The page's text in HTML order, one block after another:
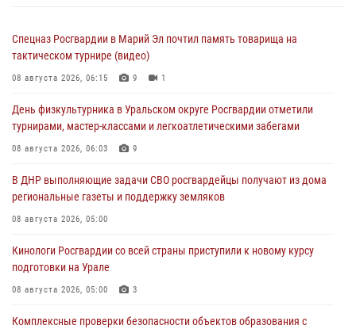
Спецназ Росгвардии в Марий Эл почтил память товарища на
тактическом турнире (видео)
08 августа 2026, 06:15 9 1
День физкультурника в Уральском округе Росгвардии отметили
турнирами, мастер-классами и легкоатлетическими забегами
08 августа 2026, 06:03 9
В ДНР выполняющие задачи СВО росгвардейцы получают из дома
региональные газеты и поддержку земляков
08 августа 2026, 05:00
Кинологи Росгвардии со всей страны приступили к новому курсу
подготовки на Урале
08 августа 2026, 05:00 3
Комплексные проверки безопасности объектов образования с